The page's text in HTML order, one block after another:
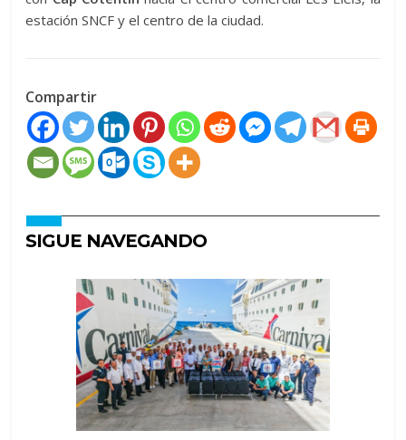
estación SNCF y el centro de la ciudad.
Compartir
SIGUE NAVEGANDO